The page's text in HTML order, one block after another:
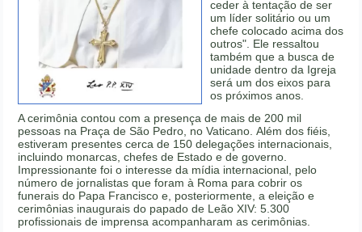
ceder à tentação de ser
um líder solitário ou um
chefe colocado acima dos
outros". Ele ressaltou
também que a busca de
unidade dentro da Igreja
será um dos eixos para
os próximos anos.
A cerimônia contou com a presença de mais de 200 mil
pessoas na Praça de São Pedro, no Vaticano. Além dos fiéis,
estiveram presentes cerca de 150 delegações internacionais,
incluindo monarcas, chefes de Estado e de governo.
Impressionante foi o interesse da mídia internacional, pelo
número de jornalistas que foram à Roma para cobrir os
funerais do Papa Francisco e, posteriormente, a eleição e
cerimônias inaugurais do papado de Leão XIV: 5.300
profissionais de imprensa acompanharam as cerimônias.